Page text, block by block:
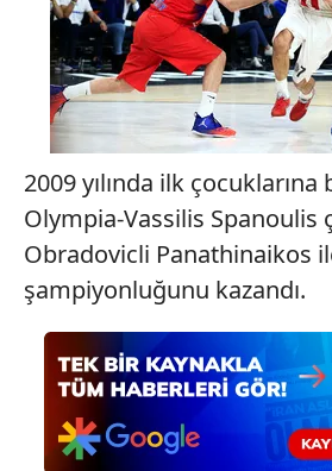
2009 yılında ilk çocuklarına
Olympia-Vassilis Spanoulis
Obradovicli Panathinaikos
şampiyonluğunu kazandı.